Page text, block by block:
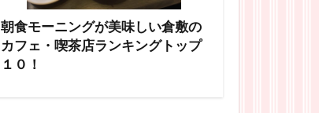
朝食モーニングが美味しい倉敷の
カフェ・喫茶店ランキングトップ
１０！